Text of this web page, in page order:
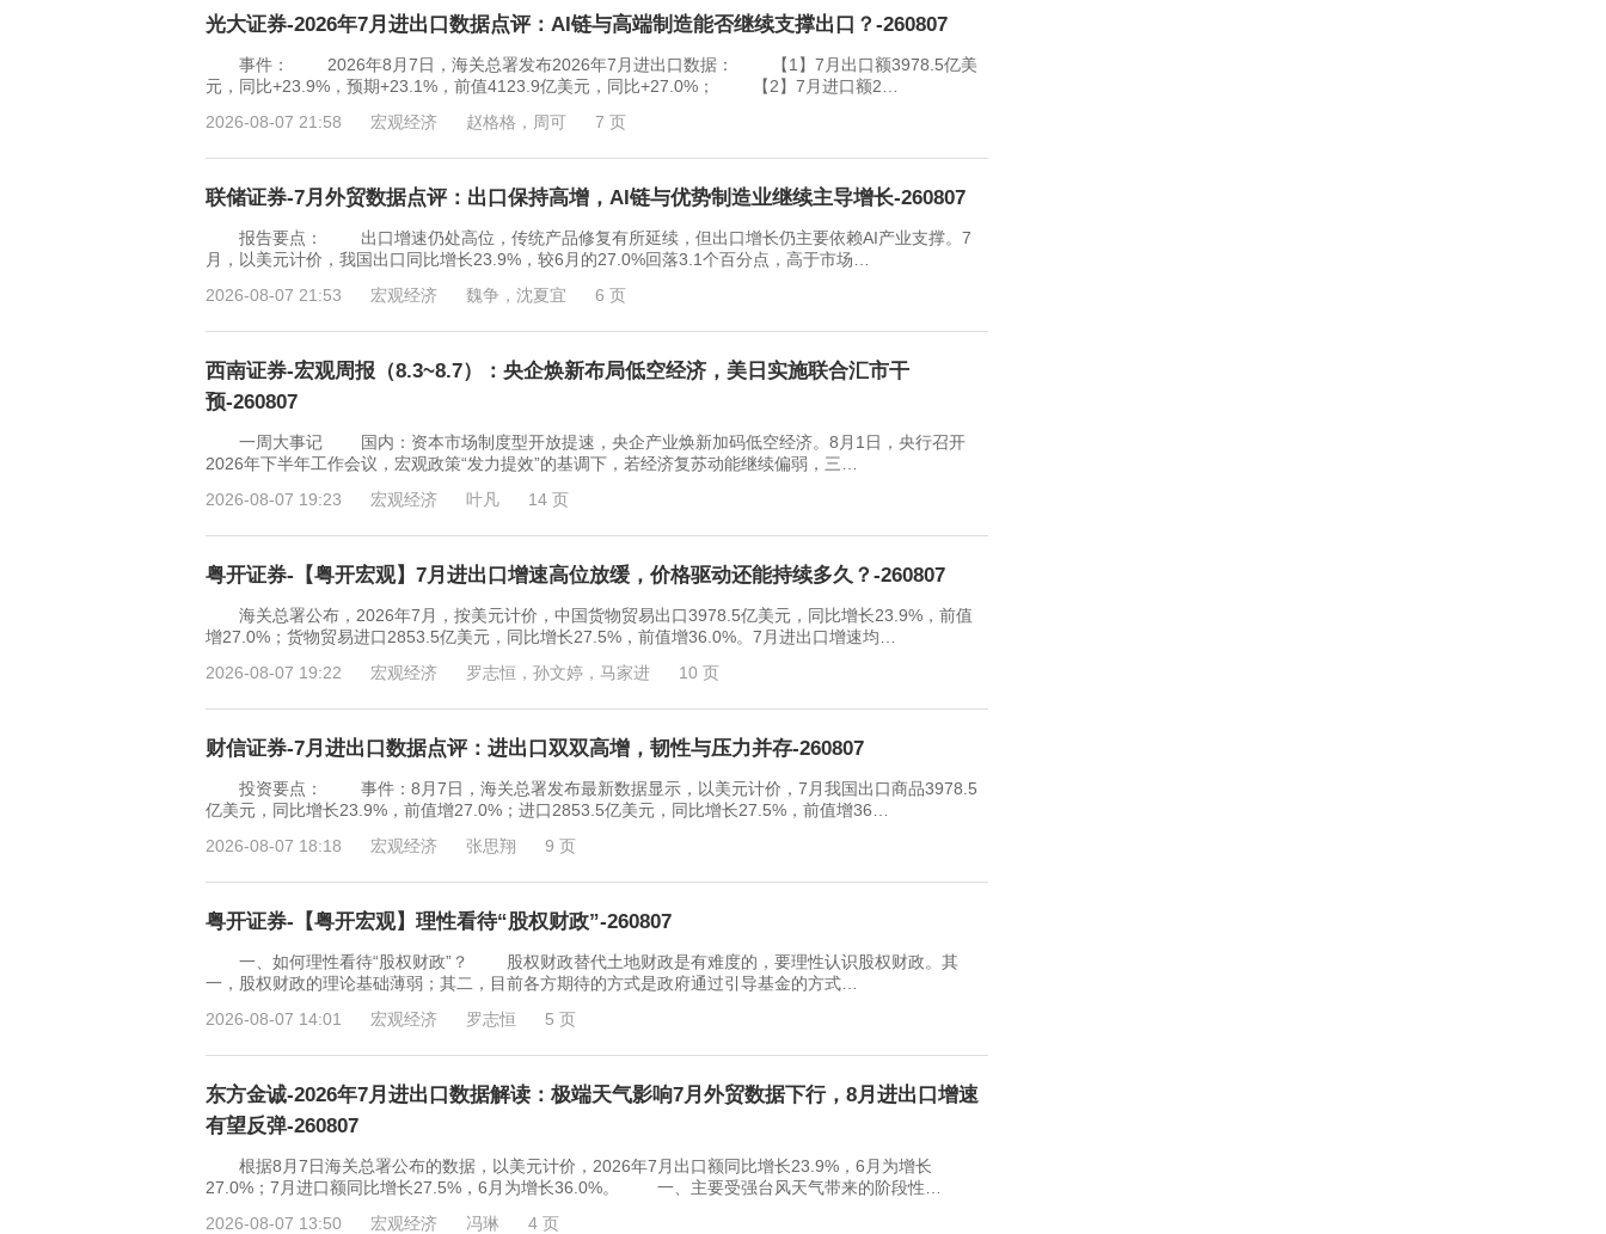
光大证券-2026年7月进出口数据点评：AI链与高端制造能否继续支撑出口？-260807
事件： 2026年8月7日，海关总署发布2026年7月进出口数据： 【1】7月出口额3978.5亿美
元，同比+23.9%，预期+23.1%，前值4123.9亿美元，同比+27.0%； 【2】7月进口额2…
2026-08-07 21:58
宏观经济 赵格格，周可 7 页
联储证券-7月外贸数据点评：出口保持高增，AI链与优势制造业继续主导增长-260807
报告要点： 出口增速仍处高位，传统产品修复有所延续，但出口增长仍主要依赖AI产业支撑。7
月，以美元计价，我国出口同比增长23.9%，较6月的27.0%回落3.1个百分点，高于市场…
2026-08-07 21:53
宏观经济 魏争，沈夏宜 6 页
西南证券-宏观周报（8.3~8.7）：央企焕新布局低空经济，美日实施联合汇市干
预-260807
一周大事记 国内：资本市场制度型开放提速，央企产业焕新加码低空经济。8月1日，央行召开
2026年下半年工作会议，宏观政策“发力提效”的基调下，若经济复苏动能继续偏弱，三…
2026-08-07 19:23
宏观经济 叶凡 14 页
粤开证券-【粤开宏观】7月进出口增速高位放缓，价格驱动还能持续多久？-260807
海关总署公布，2026年7月，按美元计价，中国货物贸易出口3978.5亿美元，同比增长23.9%，前值
增27.0%；货物贸易进口2853.5亿美元，同比增长27.5%，前值增36.0%。7月进出口增速均…
2026-08-07 19:22
宏观经济 罗志恒，孙文婷，马家进 10 页
财信证券-7月进出口数据点评：进出口双双高增，韧性与压力并存-260807
投资要点： 事件：8月7日，海关总署发布最新数据显示，以美元计价，7月我国出口商品3978.5
亿美元，同比增长23.9%，前值增27.0%；进口2853.5亿美元，同比增长27.5%，前值增36…
2026-08-07 18:18
宏观经济 张思翔 9 页
粤开证券-【粤开宏观】理性看待“股权财政”-260807
一、如何理性看待“股权财政”？ 股权财政替代土地财政是有难度的，要理性认识股权财政。其
一，股权财政的理论基础薄弱；其二，目前各方期待的方式是政府通过引导基金的方式…
2026-08-07 14:01
宏观经济 罗志恒 5 页
东方金诚-2026年7月进出口数据解读：极端天气影响7月外贸数据下行，8月进出口增速
有望反弹-260807
根据8月7日海关总署公布的数据，以美元计价，2026年7月出口额同比增长23.9%，6月为增长
27.0%；7月进口额同比增长27.5%，6月为增长36.0%。 一、主要受强台风天气带来的阶段性…
2026-08-07 13:50
宏观经济 冯琳 4 页